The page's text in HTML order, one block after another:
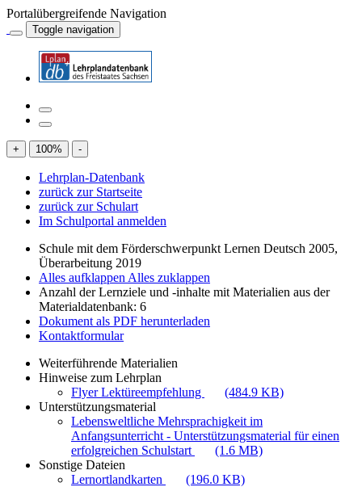
Portalübergreifende Navigation
Toggle navigation
+ 100% -
Lehrplan-Datenbank
zurück zur Startseite
zurück zur Schulart
Im Schulportal anmelden
Schule mit dem Förderschwerpunkt Lernen Deutsch 2005,
Überarbeitung 2019
Alles aufklappen Alles zuklappen
Anzahl der Lernziele und -inhalte mit Materialien aus der
Materialdatenbank: 6
Dokument als PDF herunterladen
Kontaktformular
Weiterführende Materialien
Hinweise zum Lehrplan
Flyer Lektüreempfehlung
(484.9 KB)
Unterstützungsmaterial
Lebensweltliche Mehrsprachigkeit im
Anfangsunterricht - Unterstützungsmaterial für einen
erfolgreichen Schulstart
(1.6 MB)
Sonstige Dateien
Lernortlandkarten
(196.0 KB)